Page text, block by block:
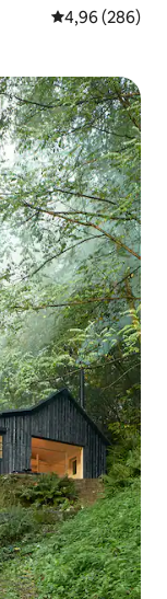
Gemiddelde
4,96 (286)